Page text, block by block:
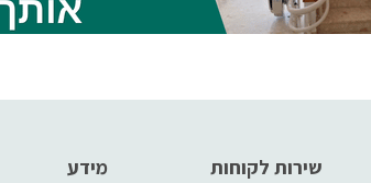
מידע שירות לקוחות